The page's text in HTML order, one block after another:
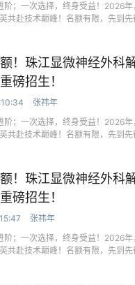
项目获省级科技进步一等奖、二
第十届羊城好医生、第十七届全国
阶；一次选择，终身受益！2026
共赴技术巅峰！名额有限，先到先
！珠江显微神经外科
磅招生！
张祎年
阶；一次选择，终身受益！2026
共赴技术巅峰！名额有限，先到先
！珠江显微神经外科
磅招生！
张祎年
阶；一次选择，终身受益！2026
共赴技术巅峰！名额有限，先到先